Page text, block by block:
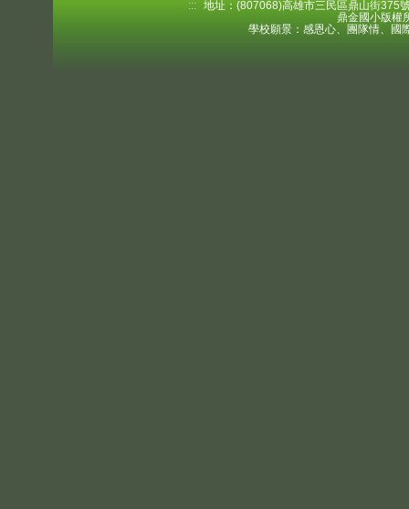
::: 地址：(807068)高雄市三民區鼎山街
鼎金國小版權
學校願景：感恩心、團隊情、國